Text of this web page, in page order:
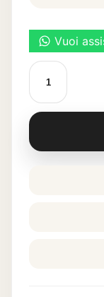
Cialda
alimentare
"Savarin
al
formaggio"